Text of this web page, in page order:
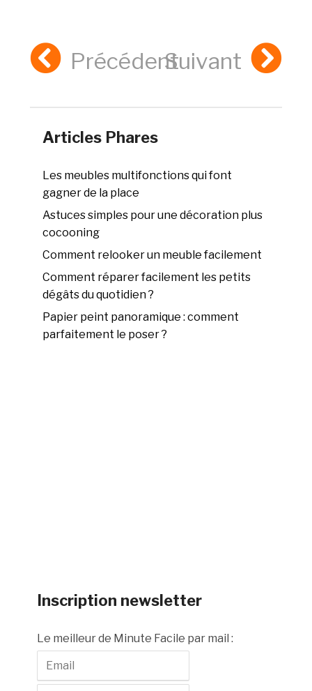
PrécédentSuivant
Articles Phares
Les meubles multifonctions qui font
gagner de la place
Astuces simples pour une décoration plus
cocooning
Comment relooker un meuble facilement
Comment réparer facilement les petits
dégâts du quotidien ?
Papier peint panoramique : comment
parfaitement le poser ?
Inscription newsletter
Le meilleur de Minute Facile par mail :